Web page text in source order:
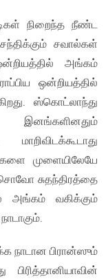
நிறைந்த நீண்ட
சவால்கள்
அங்கம்
ஒன்றியத்தில்
ஸ்கொட்லாந்து
முளையிலேயே
சுதந்திரத்தை
அங்கம் வகிக்கும்
நாடான பிரான்ஸும்
பிரித்தானியாவின்